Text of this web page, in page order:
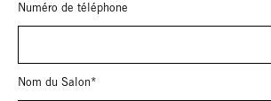
Numéro de téléphone
Nom du Salon*